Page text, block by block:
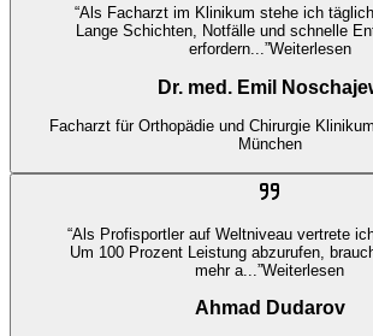
“Als Facharzt im Klinikum stehe ich
Lange Schichten, Notfälle und schnelle
erfordern... ”Weiterlesen
Dr. med. Emil
Facharzt für Orthopädie und Chirurgie
München
“Als Profisportler auf Weltniveau vertrete
Um 100 Prozent Leistung abzurufen,
mehr a... ”Weiterlesen
Ahmad Dudarov